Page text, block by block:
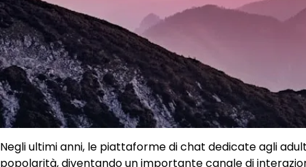
Negli ultimi anni, le piattaforme di chat dedicate agli
popolarità, diventando un importante canale di